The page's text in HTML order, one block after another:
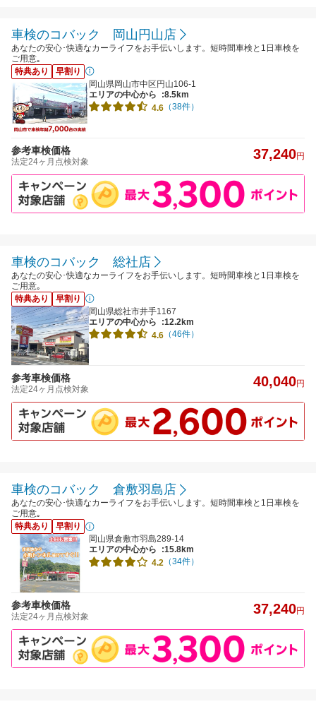
車検のコバック 岡山円山店
あなたの安心･快適なカーライフをお手伝いします。短時間車検と1日車検を
ご用意｡
特典あり
早割り
岡山県岡山市中区円山106-1
エリアの中心から
:8.5km
4.6 （38件）
参考車検価格
法定24ヶ月点検対象 37,240円
車検のコバック 総社店
あなたの安心･快適なカーライフをお手伝いします。短時間車検と1日車検を
ご用意｡
特典あり
早割り
岡山県総社市井手1167
エリアの中心から
:12.2km
4.6 （46件）
参考車検価格
法定24ヶ月点検対象 40,040円
車検のコバック 倉敷羽島店
あなたの安心･快適なカーライフをお手伝いします。短時間車検と1日車検を
ご用意｡
特典あり
早割り
岡山県倉敷市羽島289-14
エリアの中心から
:15.8km
4.2 （34件）
参考車検価格
法定24ヶ月点検対象 37,240円